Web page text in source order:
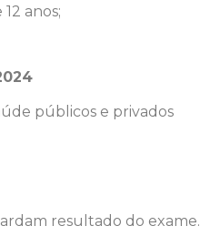
anos;
públicos e privados
resultado do exame.